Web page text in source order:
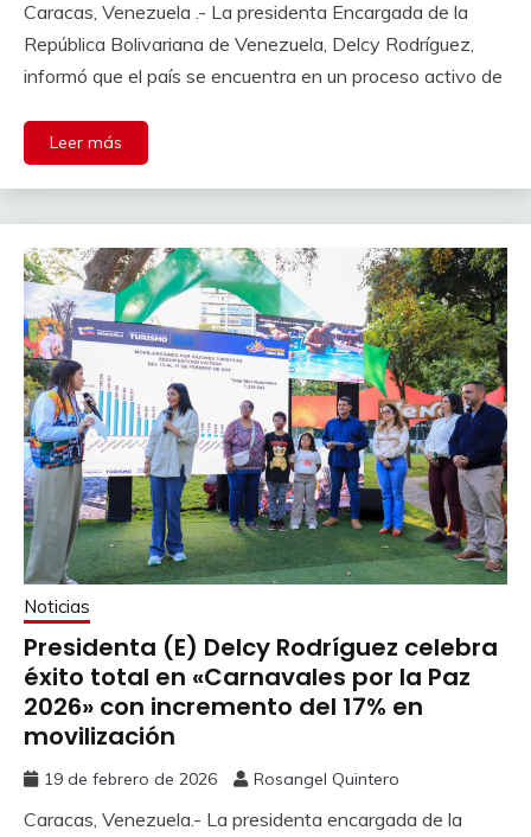
Caracas, Venezuela .- La presidenta Encargada de la
República Bolivariana de Venezuela, Delcy Rodríguez,
informó que el país se encuentra en un proceso activo de
Leer más
Noticias
Presidenta (E) Delcy Rodríguez celebra
éxito total en «Carnavales por la Paz
2026» con incremento del 17% en
movilización
19 de febrero de 2026 Rosangel Quintero
Caracas, Venezuela.- La presidenta encargada de la